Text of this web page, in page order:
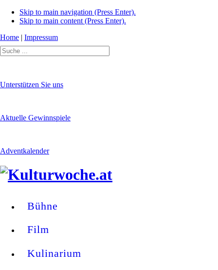
Skip to main navigation (Press Enter).
Skip to main content (Press Enter).
Home | Impressum
Unterstützen Sie uns
Aktuelle Gewinnspiele
Adventkalender
Bühne
Film
Kulinarium